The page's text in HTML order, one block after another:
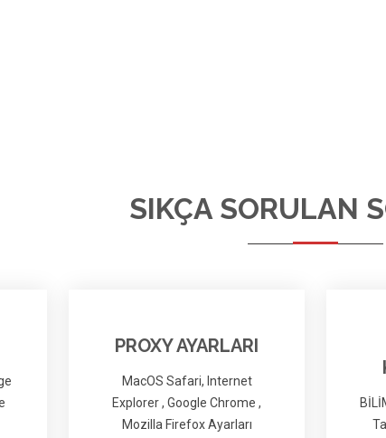
SIKÇA SORULAN
PROXY AYARLARI
MacOS Safari, Internet
Explorer , Google Chrome ,
Mozilla Firefox Ayarları